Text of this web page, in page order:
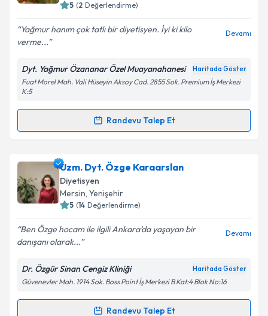
Kişisel verilerimin işlenmesine ilişkin
Aydınlatma
Metni'ni okudum ve kişisel verilerimin belirtilen
Takvim Talebini Gönder
5 (2 Değerlendirme)
Yağmur hanım çok tatlı bir diyetisyen. İyi ki kilo
verme...
Devamı
Dyt. Yağmur Özananar Özel Muayanahanesi Haritada Göster
Fuat Morel Mah. Vali Hüseyin Aksoy Cad. 2855 Sok. Premium İş Merkezi
K:5
Randevu Talep Et
Randevu Takvimi Talebi
Dyt. Yağmur Özananariçin randevu takvimi talebi
oluşturun. Size bu uzmandan randevu almanız için bir
takvim hazırlandığında e-posta ile bilgilendireceğiz.
Kişisel verilerimin işlenmesine ilişkin
Aydınlatma
Metni'ni okudum ve kişisel verilerimin belirtilen
kapsamda işlenmesini kabul ediyorum.
Uzm. Dyt. Özge Karaarslan
Diyetisyen
Mersin, Yenişehir
5 (14 Değerlendirme)
Ben Özge hocam ile ilgili Ankara’da yaşayan bir
danışanı olarak...
Devamı
Dr. Özgür Sinan Cengiz Kliniği Haritada Göster
Güvenevler Mah. 1914 Sok. Boss Point İş Merkezi B Kat:4 Blok No:16
Randevu Talep Et